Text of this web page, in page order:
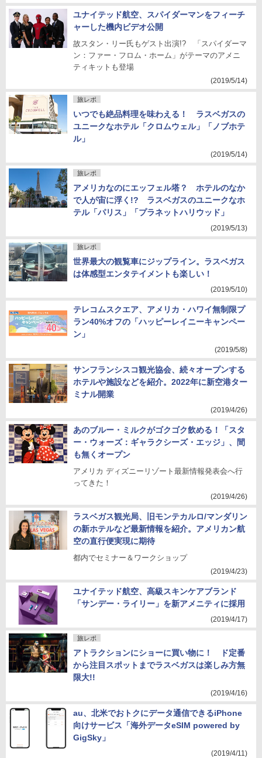
ユナイテッド航空、スパイダーマンをフィーチ
ャーした機内ビデオ公開
故スタン・リー氏もゲスト出演!? 「スパイダーマ
ン：ファー・フロム・ホーム」がテーマのアメニ
ティキットも登場
(2019/5/14)
旅レポ
いつでも絶品料理を味わえる！ ラスベガスの
ユニークなホテル「クロムウェル」「ノブホテ
ル」
(2019/5/14)
旅レポ
アメリカなのにエッフェル塔？ ホテルのなか
で人が宙に浮く!? ラスベガスのユニークなホ
テル「パリス」「プラネットハリウッド」
(2019/5/13)
旅レポ
世界最大の観覧車にジップライン。ラスベガス
は体感型エンタテイメントも楽しい！
(2019/5/10)
テレコムスクエア、アメリカ・ハワイ無制限プ
ラン40%オフの「ハッピーレイニーキャンペー
ン」
(2019/5/8)
サンフランシスコ観光協会、続々オープンする
ホテルや施設などを紹介。2022年に新空港ター
ミナル開業
(2019/4/26)
あのブルー・ミルクがゴクゴク飲める！「スタ
ー・ウォーズ：ギャラクシーズ・エッジ」、間
も無くオープン
アメリカ ディズニーリゾート最新情報発表会へ行
ってきた！
(2019/4/26)
ラスベガス観光局、旧モンテカルロ/マンダリン
の新ホテルなど最新情報を紹介。アメリカン航
空の直行便実現に期待
都内でセミナー＆ワークショップ
(2019/4/23)
ユナイテッド航空、高級スキンケアブランド
「サンデー・ライリー」を新アメニティに採用
(2019/4/17)
旅レポ
アトラクションにショーに買い物に！ ド定番
から注目スポットまでラスベガスは楽しみ方無
限大!!
(2019/4/16)
au、北米でおトクにデータ通信できるiPhone
向けサービス「海外データeSIM powered by
GigSky」
(2019/4/11)